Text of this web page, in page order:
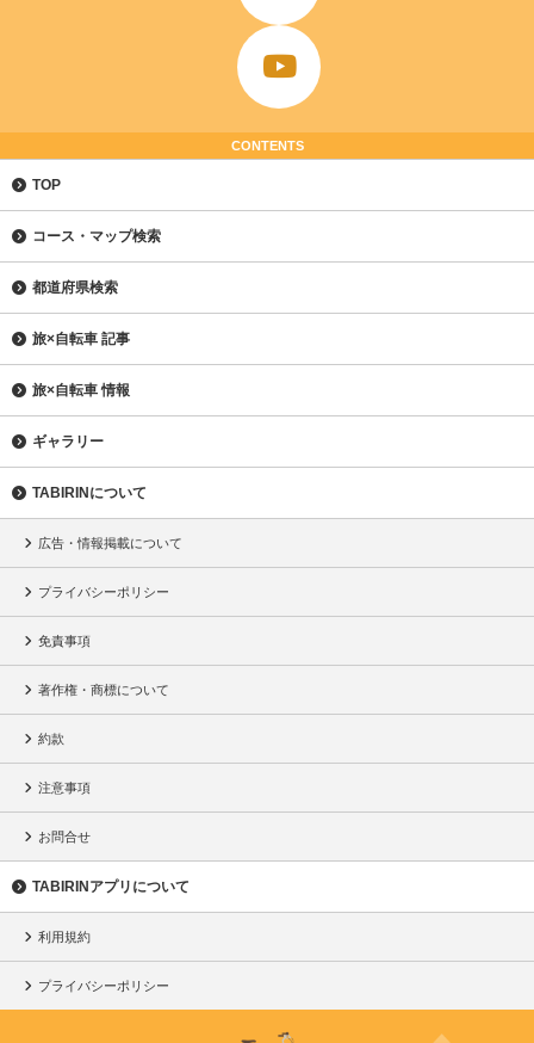
CONTENTS
TOP
コース・マップ検索
都道府県検索
旅×自転車 記事
旅×自転車 情報
ギャラリー
TABIRINについて
広告・情報掲載について
プライバシーポリシー
免責事項
著作権・商標について
約款
注意事項
お問合せ
TABIRINアプリについて
利用規約
プライバシーポリシー